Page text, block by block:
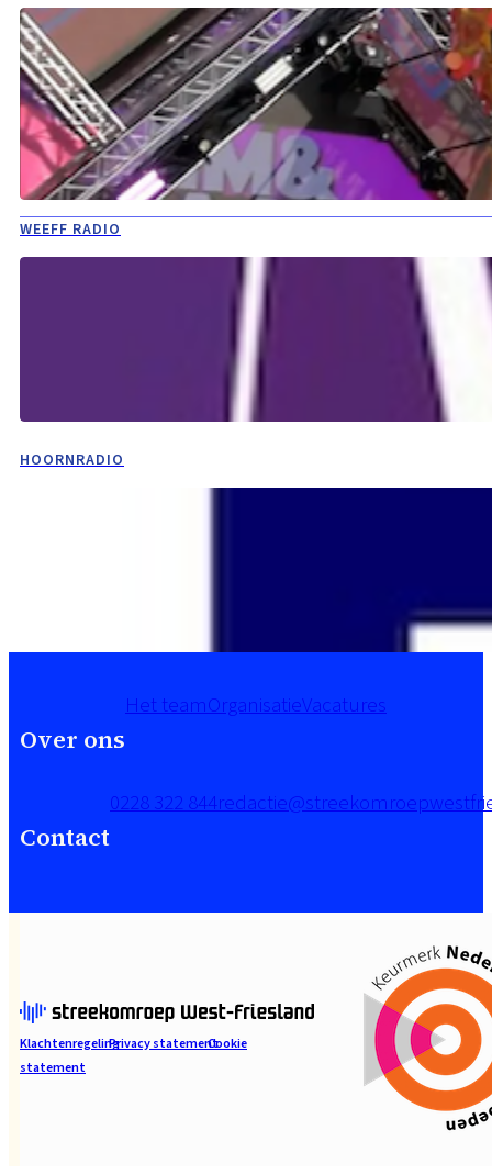
WEEFF RADIO
HOORNRADIO
Over ons
Het teamOrganisatieVacatures
Contact
0228 322 844
KlachtenregelingPrivacy statementCookie
statement